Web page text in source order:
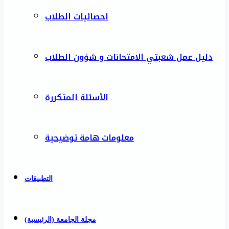
احصائيات الطلاب
دليل عمل شعبتي الامتحانات و شؤون الطلاب
الأسئلة المتكررة
معلومات هامة توضيحية
التطبيقات
مجلة الجامعة (الرئيسية)